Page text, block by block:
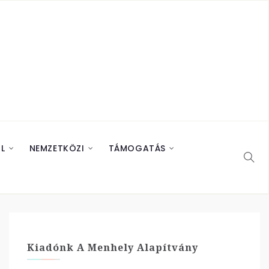
NEMZETKÖZI TÁMOGATÁS
Kiadónk A Menhely Alapítvány